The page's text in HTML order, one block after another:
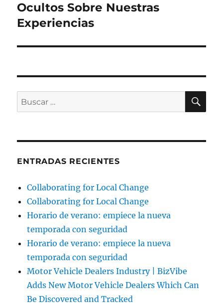
Ocultos Sobre Nuestras
Experiencias
Buscar
por:
ENTRADAS RECIENTES
Collaborating for Local Change
Collaborating for Local Change
Horario de verano: empiece la nueva
temporada con seguridad
Horario de verano: empiece la nueva
temporada con seguridad
Motor Vehicle Dealers Industry | BizVibe
Adds New Motor Vehicle Dealers Which Can
Be Discovered and Tracked